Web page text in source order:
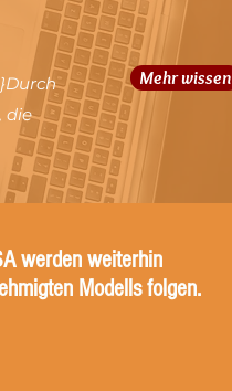
die
Mehr wissen
werden weiterhin
Modells folgen.